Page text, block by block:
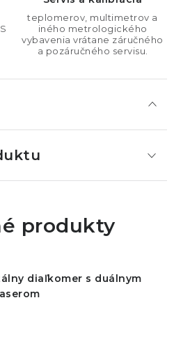
teplomerov, multimetrov a
iného metrologického
vybavenia vrátane záručného
a pozáručného servisu.
produkty
diaľkomer s duálnym